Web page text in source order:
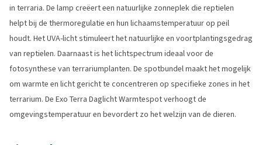
in terraria. De lamp creëert een natuurlijke zonneplek die reptielen
helpt bij de thermoregulatie en hun lichaamstemperatuur op peil
houdt. Het UVA-licht stimuleert het natuurlijke en voortplantingsgedrag
van reptielen. Daarnaast is het lichtspectrum ideaal voor de
fotosynthese van terrariumplanten. De spotbundel maakt het mogelijk
om warmte en licht gericht te concentreren op specifieke zones in het
terrarium. De Exo Terra Daglicht Warmtespot verhoogt de
omgevingstemperatuur en bevordert zo het welzijn van de dieren.